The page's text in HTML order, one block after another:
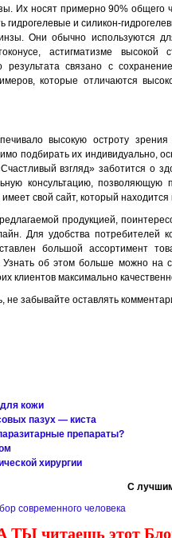
Их носят примерно 90% общего
гидрогелевые и силикон-
Они обычно используются
астигматизме высокой
результата связано с
которые отличаются
высокую остроту
подбирать их индивидуально,
взгляд» заботится о
консультацию,
свой сайт, который находится
продукцией,
Для удобства потребителей
большой ассортимент
Узнать об этом больше можно на
клиентов максимально
не забывайте оставлять
кожи
пазух — киста
препараты?
хирургии
C
современного человека
ТЫ читаешь этот